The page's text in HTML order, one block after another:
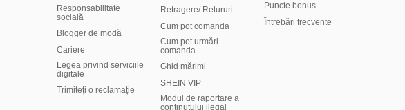
Responsabilitate
socială
Blogger de modă
Cariere
Legea privind serviciile
digitale
Trimiteți o reclamație
Retragere/ Retururi
Cum pot comanda
Cum pot urmări
comanda
Ghid mărimi
SHEIN VIP
Modul de raportare a
conținutului ilegal
Puncte bonus
Întrebări frecvente